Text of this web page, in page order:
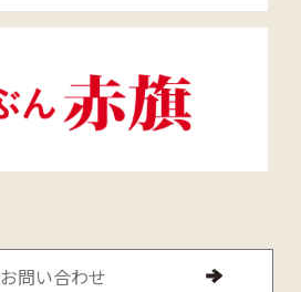
お問い合わせ